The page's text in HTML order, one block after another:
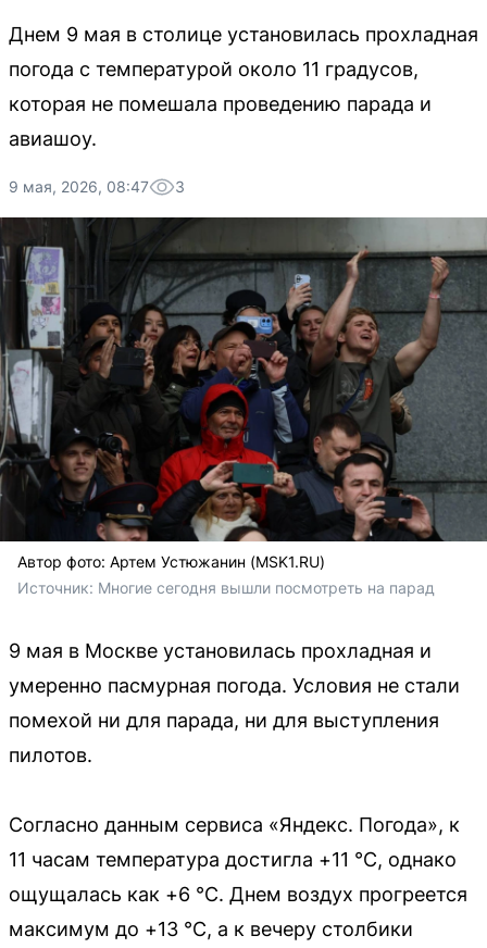
Днем 9 мая в столице установилась прохладная
погода с температурой около 11 градусов,
которая не помешала проведению парада и
авиашоу.
9 мая, 2026, 08:47 3
Автор фото: Артем Устюжанин (MSK1.RU)
Источник: Многие сегодня вышли посмотреть на парад
9 мая в Москве установилась прохладная и
умеренно пасмурная погода. Условия не стали
помехой ни для парада, ни для выступления
пилотов.
Согласно данным сервиса «Яндекс. Погода», к
11 часам температура достигла +11 °C, однако
ощущалась как +6 °C. Днем воздух прогреется
максимум до +13 °C, а к вечеру столбики